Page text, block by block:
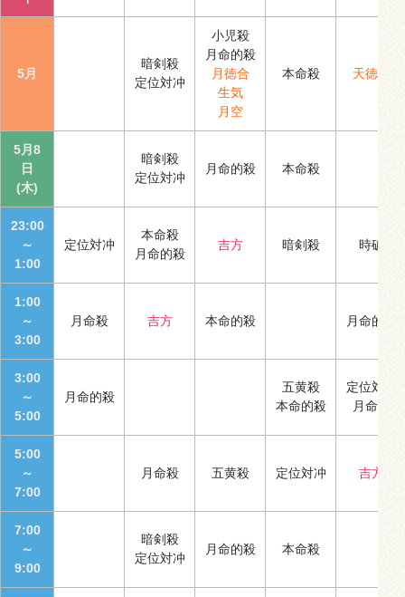
5月
暗剣殺
定位対冲
小児殺
月命的殺
月徳合
生気
月空
本命殺 天徳合
5月8
日
(木)
暗剣殺
定位対冲
月命的殺 本命殺
23:00
～
1:00
定位対冲
本命殺
月命的殺
吉方 暗剣殺 時破
1:00
～
3:00
月命殺 吉方 本命的殺 月命的殺
3:00
～
5:00
月命的殺
五黄殺
本命的殺
定位対冲
月命殺
5:00
～
7:00
月命殺 五黄殺 定位対冲 吉方
7:00
～
9:00
暗剣殺
定位対冲
月命的殺 本命殺